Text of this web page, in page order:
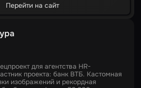
Перейти на сайт
для агентства HR-
проекта: банк ВТБ. Кастомная
изображений и рекордная